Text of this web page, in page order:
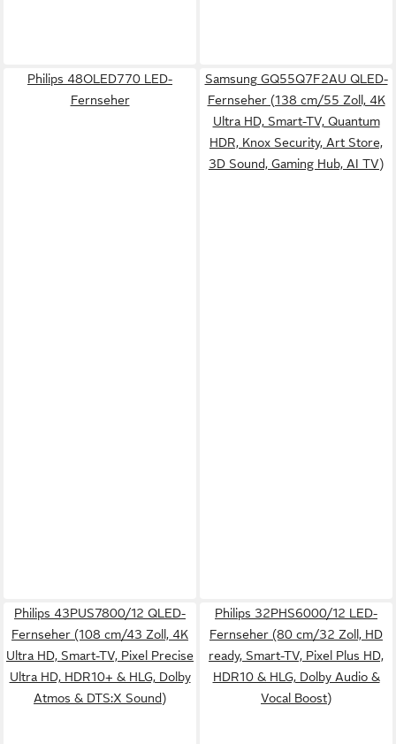
Philips 48OLED770 LED-
Fernseher
Samsung GQ55Q7F2AU QLED-
Fernseher (138 cm/55 Zoll, 4K
Ultra HD, Smart-TV, Quantum
HDR, Knox Security, Art Store,
3D Sound, Gaming Hub, AI TV)
Philips 43PUS7800/12 QLED-
Fernseher (108 cm/43 Zoll, 4K
Ultra HD, Smart-TV, Pixel Precise
Ultra HD, HDR10+ & HLG, Dolby
Atmos & DTS:X Sound)
Philips 32PHS6000/12 LED-
Fernseher (80 cm/32 Zoll, HD
ready, Smart-TV, Pixel Plus HD,
HDR10 & HLG, Dolby Audio &
Vocal Boost)